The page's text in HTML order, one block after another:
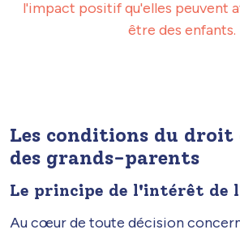
l'impact positif qu'elles peuvent
être des enfants.
Les conditions du droit
des grands-parents
Le principe de l'intérêt de
Au cœur de toute décision